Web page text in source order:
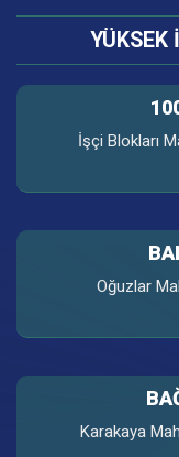
YÜKSEK
İşçi Blokları
Oğuzlar
Karakaya